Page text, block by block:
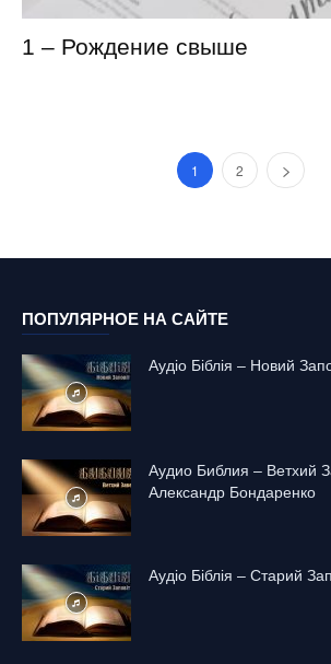
1 – Рождение свыше
1 2
ПОПУЛЯРНОЕ НА САЙТЕ
Аудіо Біблія – Новий
Аудио Библия – Ветхий
Александр Бондаренко
Аудіо Біблія – Старий